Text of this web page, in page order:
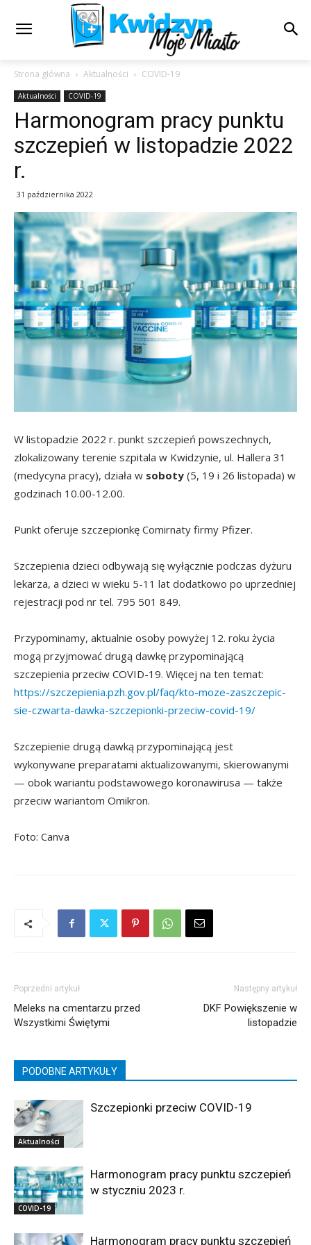
Strona główna Aktualności COVID-19
Aktualności COVID-19
Harmonogram pracy punktu
szczepień w listopadzie 2022
r.
31 października 2022
W listopadzie 2022 r. punkt szczepień powszechnych,
zlokalizowany terenie szpitala w Kwidzynie, ul. Hallera 31
(medycyna pracy), działa w soboty (5, 19 i 26 listopada) w
godzinach 10.00-12.00.
Punkt oferuje szczepionkę Comirnaty firmy Pfizer.
Szczepienia dzieci odbywają się wyłącznie podczas dyżuru
lekarza, a dzieci w wieku 5-11 lat dodatkowo po uprzedniej
rejestracji pod nr tel. 795 501 849.
Przypominamy, aktualnie osoby powyżej 12. roku życia
mogą przyjmować drugą dawkę przypominającą
szczepienia przeciw COVID-19. Więcej na ten temat:
https://szczepienia.pzh.gov.pl/faq/kto-moze-zaszczepic-
sie-czwarta-dawka-szczepionki-przeciw-covid-19/
Szczepienie drugą dawką przypominającą jest
wykonywane preparatami aktualizowanymi, skierowanymi
— obok wariantu podstawowego koronawirusa — także
przeciw wariantom Omikron.
Foto: Canva
Poprzedni artykuł
Meleks na cmentarzu przed
Wszystkimi Świętymi
Następny artykuł
DKF Powiększenie w
listopadzie
PODOBNE ARTYKUŁY
Aktualności
Szczepionki przeciw COVID-19
COVID-19
Harmonogram pracy punktu szczepień
w styczniu 2023 r.
Harmonogram pracy punktu szczepień